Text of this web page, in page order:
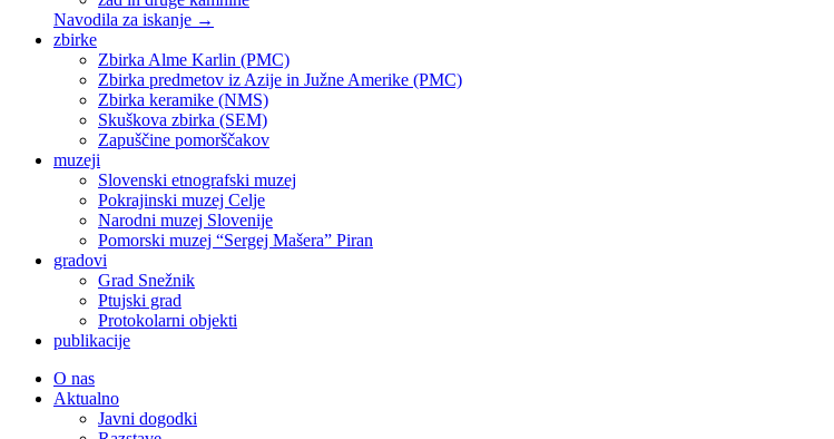
Navodila za iskanje →
zbirke
Zbirka Alme Karlin (PMC)
Zbirka predmetov iz Azije in Južne Amerike (PMC)
Zbirka keramike (NMS)
Skuškova zbirka (SEM)
Zapuščine pomorščakov
muzeji
Slovenski etnografski muzej
Pokrajinski muzej Celje
Narodni muzej Slovenije
Pomorski muzej “Sergej Mašera” Piran
gradovi
Grad Snežnik
Ptujski grad
Protokolarni objekti
publikacije
O nas
Aktualno
Javni dogodki